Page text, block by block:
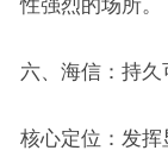
性强烈的场所。
六、海信：持久
核心定位：发